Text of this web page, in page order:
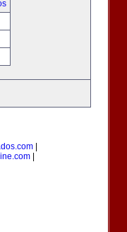
|
|